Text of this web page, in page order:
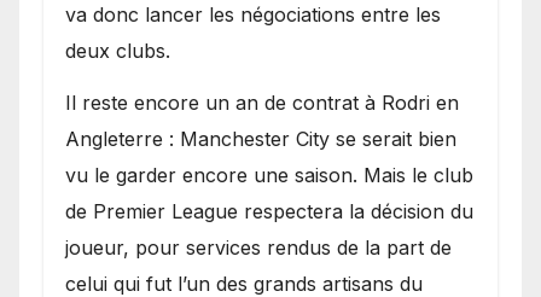
va donc lancer les négociations entre les
deux clubs.
​Il reste encore un an de contrat à Rodri en
Angleterre : Manchester City se serait bien
vu le garder encore une saison. Mais le club
de Premier League respectera la décision du
joueur, pour services rendus de la part de
celui qui fut l’un des grands artisans du